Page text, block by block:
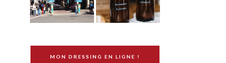
MON DRESSING EN LIGNE !